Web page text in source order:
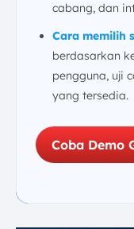
cabang, dan
Cara memilih
berdasarkan
pengguna, uji
yang tersedia.
Coba Demo